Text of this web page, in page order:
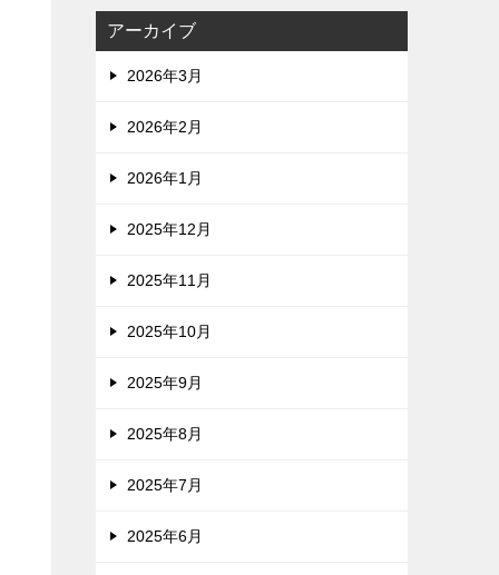
アーカイブ
2026年3月
2026年2月
2026年1月
2025年12月
2025年11月
2025年10月
2025年9月
2025年8月
2025年7月
2025年6月